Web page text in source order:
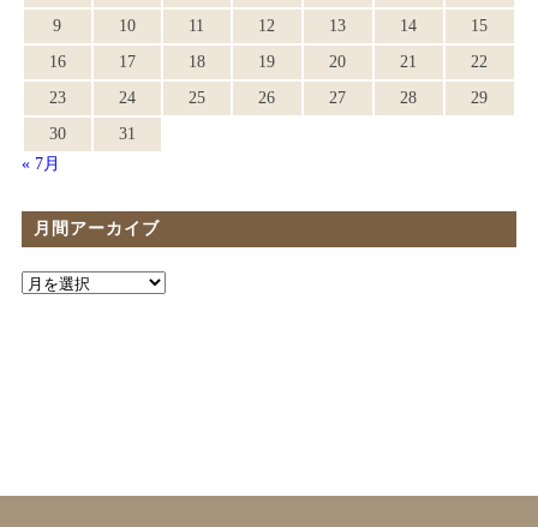
9
10 11 12 13 14
15
16
17 18 19 20 21
22
23
24 25 26 27 28
29
30
31
« 7月
月間アーカイブ